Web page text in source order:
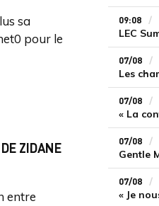
sa
pour le
ZIDANE
entre
09:08
07/08
07/08
07/08
07/08